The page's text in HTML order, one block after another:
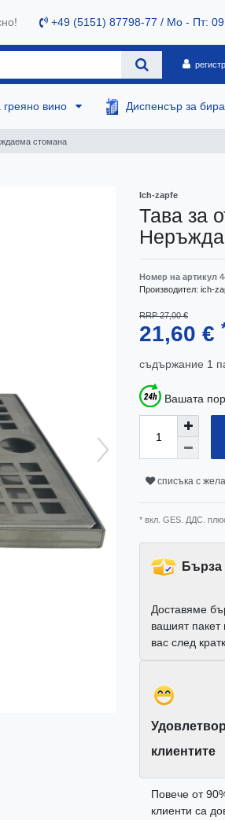
+49 (5151) 87798-77 / Mo - Пт:
греяно вино Диспенсър за
стомана
Ich-zapfe
Тава за
Номер на артикул
Производител: ich-
RRP 27,00 €
21,60 €
съдържание 1
Вашата
списъка с
* вкл. GES. ДДС.
Бърза
Доставяме
вашият
вас след
клиентите
Повече от
клиенти са